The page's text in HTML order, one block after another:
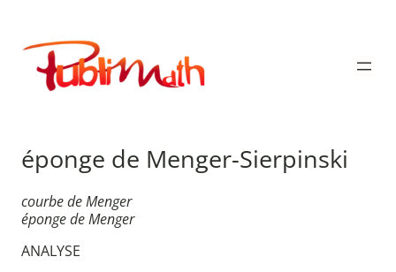
contenu
Publimath
éponge de Menger-Sierpinski
courbe de Menger
éponge de Menger
ANALYSE